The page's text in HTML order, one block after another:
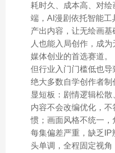
耗时久、成本高、对
端，AI漫剧依托智能
产出内容，让无绘画
人也能入局创作，成
媒体创业的首选赛道。
但行业入门门槛低也导
绝大多数自学创作者
显短板：剧情逻辑松
内容不会改编优化，
惯；画面风格不统一
每集偏差严重，缺乏
头单调，全程固定视